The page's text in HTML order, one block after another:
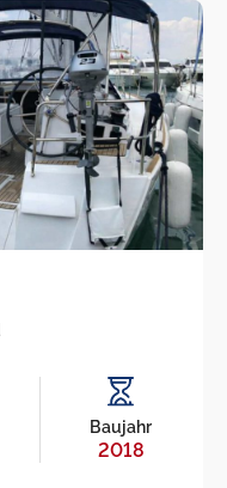
Baujahr
2018